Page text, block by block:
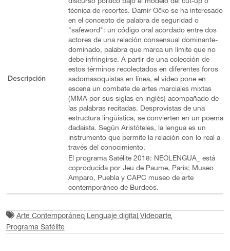
Descripción
técnica de recortes. Damir Očko se ha interesado
en el concepto de palabra de seguridad o
"safeword": un código oral acordado entre dos
actores de una relación consensual dominante-
dominado, palabra que marca un límite que no
debe infringirse. A partir de una colección de
estos términos recolectados en diferentes foros
sadomasoquistas en línea, el video pone en
escena un combate de artes marciales mixtas
(MMA por sus siglas en inglés) acompañado de
las palabras recitadas. Desprovistas de una
estructura lingüística, se convierten en un poema
dadaísta. Según Aristóteles, la lengua es un
instrumento que permite la relación con lo real a
través del conocimiento.
El programa Satélite 2018: NEOLENGUA_ está
coproducida por Jeu de Paume, París; Museo
Amparo, Puebla y CAPC museo de arte
contemporáneo de Burdeos.
Arte Contemporáneo Lenguaje digital Videoarte
Programa Satélite